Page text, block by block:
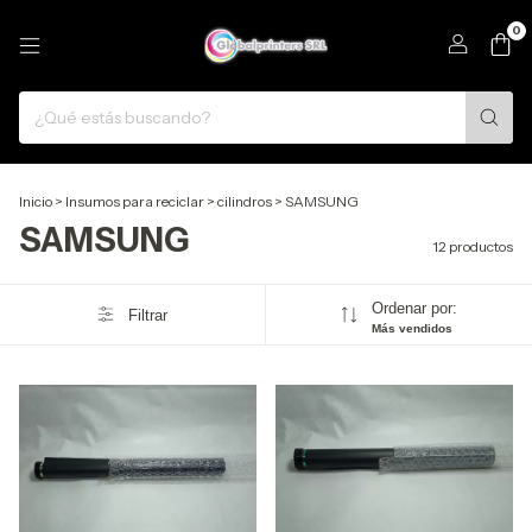
0
Inicio > Insumos para reciclar > cilindros > SAMSUNG
SAMSUNG 12 productos
Filtrar Ordenar por:
Más vendidos